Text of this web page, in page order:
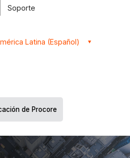
Soporte
Latina (Español)
de Procore